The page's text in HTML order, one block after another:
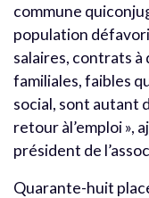
commune
population
salaires, contrats
familiales, faibles
social, sont autant
retour àl’emploi »,
président de
Quarante-huit